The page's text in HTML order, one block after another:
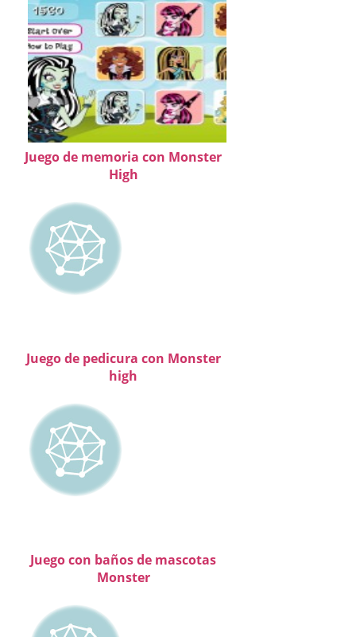
Juego de memoria con Monster
High
Juego de pedicura con Monster
high
Juego con baños de mascotas
Monster